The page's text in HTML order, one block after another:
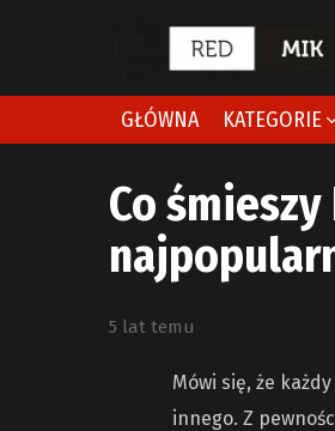
GŁÓWNA KATEGORIE
Co
5 lat temu
Mówi się, że
innego. Z